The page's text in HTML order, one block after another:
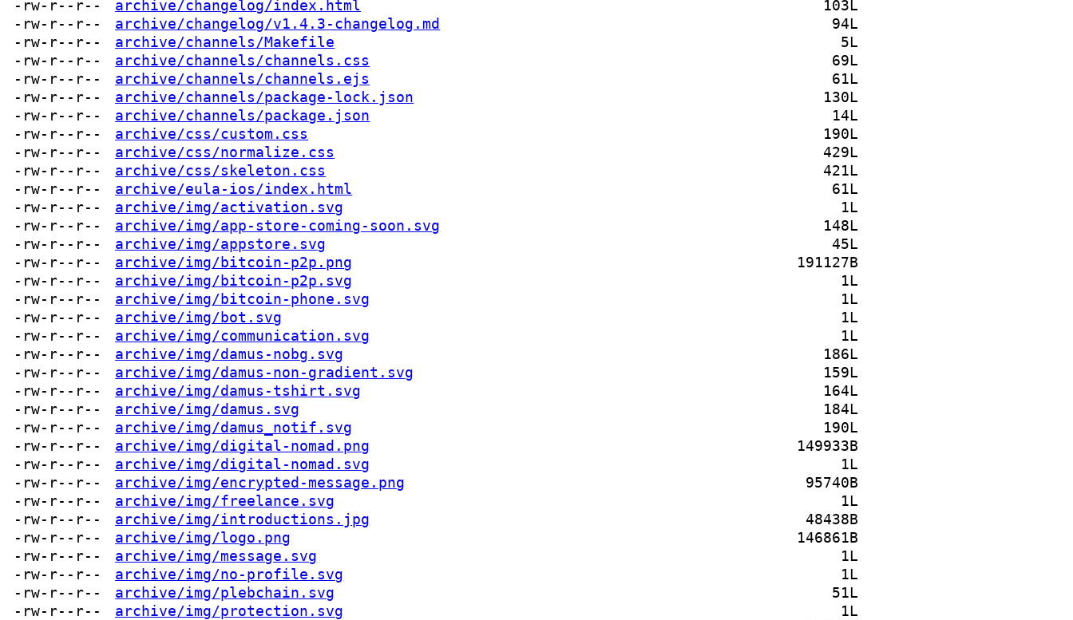
-rw-r--r--
archive/changelog/index.html
103L
-rw-r--r--
archive/changelog/v1.4.3-changelog.md
94L
-rw-r--r--
archive/channels/Makefile
5L
-rw-r--r--
archive/channels/channels.css
69L
-rw-r--r--
archive/channels/channels.ejs
61L
-rw-r--r--
archive/channels/package-lock.json
130L
-rw-r--r--
archive/channels/package.json
14L
-rw-r--r--
archive/css/custom.css
190L
-rw-r--r--
archive/css/normalize.css
429L
-rw-r--r--
archive/css/skeleton.css
421L
-rw-r--r--
archive/eula-ios/index.html
61L
-rw-r--r--
archive/img/activation.svg
1L
-rw-r--r--
archive/img/app-store-coming-soon.svg
148L
-rw-r--r--
archive/img/appstore.svg
45L
-rw-r--r--
archive/img/bitcoin-p2p.png
191127B
-rw-r--r--
archive/img/bitcoin-p2p.svg
1L
-rw-r--r--
archive/img/bitcoin-phone.svg
1L
-rw-r--r--
archive/img/bot.svg
1L
-rw-r--r--
archive/img/communication.svg
1L
-rw-r--r--
archive/img/damus-nobg.svg
186L
-rw-r--r--
archive/img/damus-non-gradient.svg
159L
-rw-r--r--
archive/img/damus-tshirt.svg
164L
-rw-r--r--
archive/img/damus.svg
184L
-rw-r--r--
archive/img/damus_notif.svg
190L
-rw-r--r--
archive/img/digital-nomad.png
149933B
-rw-r--r--
archive/img/digital-nomad.svg
1L
-rw-r--r--
archive/img/encrypted-message.png
95740B
-rw-r--r--
archive/img/freelance.svg
1L
-rw-r--r--
archive/img/introductions.jpg
48438B
-rw-r--r--
archive/img/logo.png
146861B
-rw-r--r--
archive/img/message.svg
1L
-rw-r--r--
archive/img/no-profile.svg
1L
-rw-r--r--
archive/img/plebchain.svg
51L
-rw-r--r--
archive/img/protection.svg
1L